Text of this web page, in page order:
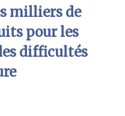
milliers de
pour les
difficultés